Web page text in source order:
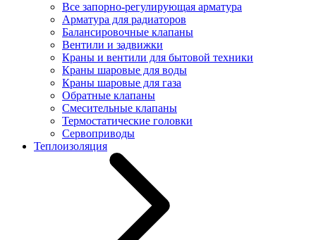
Все запорно-регулирующая арматура
Арматура для радиаторов
Балансировочные клапаны
Вентили и задвижки
Краны и вентили для бытовой техники
Краны шаровые для воды
Краны шаровые для газа
Обратные клапаны
Смесительные клапаны
Термостатические головки
Сервоприводы
Теплоизоляция